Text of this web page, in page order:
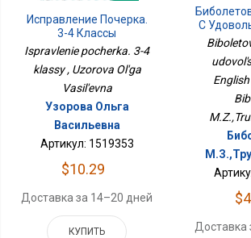
Исправление Почерка.
3-4 Классы
Ispravlenie pocherka. 3-4
klassy , Uzorova Ol'ga
Vasil'evna
Узорова Ольга
Васильевна
Артикул: 1519353
$10.29
Доставка за 14–20 дней
КУПИТЬ
С
English
Доставка